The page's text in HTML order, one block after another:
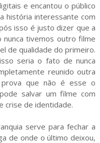
e encantou o público
história interessante com
isso é justo dizer que a
tivemos outro filme
de qualidade do primeiro.
seria o fato de nunca
reunido outra
que não é esse o
salvar um filme com
crise de identidade.
serve para fechar a
de onde o último deixou,